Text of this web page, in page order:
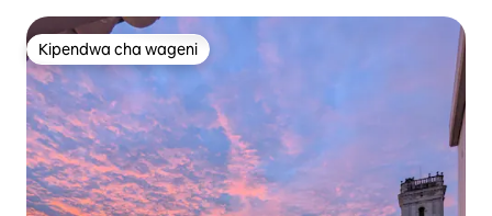
Kipendwa cha wageni
Kipendwa cha wageni